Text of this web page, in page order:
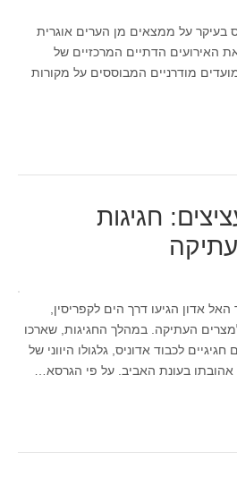
בעיקר על ממצאים מן הערים אוגרית
האירועים הדתיים המרכזיים של
מועדים מודרניים המבוססים על מקורות
חגיגות
האל אדון הגיעו דרך הים לקפריסין,
העתיקה. במהלך החגיגות, שארכו
לכבוד אדוניס, גלגולו היווני של
אהובתו בעונת האביב. על פי הגרסא…